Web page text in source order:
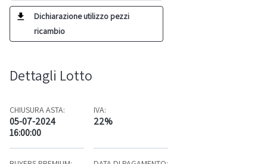
Dichiarazione utilizzo pezzi
ricambio
Dettagli Lotto
CHIUSURA ASTA:
05-07-2024
16:00:00
IVA:
22%